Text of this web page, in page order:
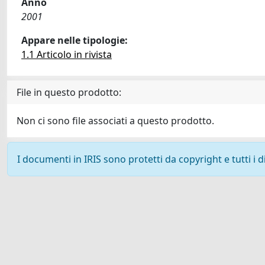
2001
Appare nelle tipologie:
1.1 Articolo in rivista
File in questo prodotto:
Non ci sono file associati a questo prodotto.
I documenti in IRIS sono protetti da copyright e tutti i